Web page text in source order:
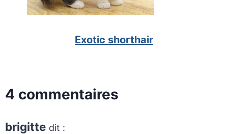
Exotic shorthair
4 commentaires
brigitte dit :